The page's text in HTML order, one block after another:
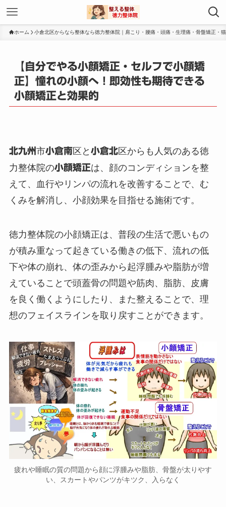
ホーム 小倉北区からなら整体なら徳力整体院｜肩こり・腰痛・頭痛・生理痛・骨盤矯正・
【自分でやる小顔矯正・セルフで小顔矯
正】憧れの小顔へ！即効性も期待できる
小顔矯正と効果的
北九州市小倉南区と 小倉北区からも人気のある徳
力整体院の小顔矯正は、顔のコンディションを整
えて、血行やリンパの流れを改善することで、む
くみを解消し、小顔効果を目指せる施術です。
徳力整体院の小顔矯正は、普段の生活で悪いもの
が積み重なって起きている働きの低下、流れの低
下や体の崩れ、体の歪みから起浮腫みや脂肪が増
えていることで頭蓋骨の問題や筋肉、脂肪、皮膚
を良く働くようにしたり、また整えることで、理
想のフェイスラインを取り戻すことができます。
疲れや睡眠の質の問題から顔に浮腫みや脂肪、骨盤が太りやす
い、スカートやパンツがキツク、入らなく